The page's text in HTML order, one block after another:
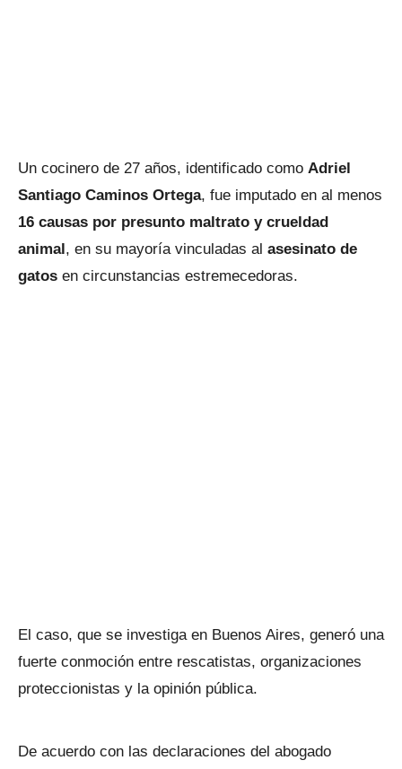
Un cocinero de 27 años, identificado como Adriel
Santiago Caminos Ortega, fue imputado en al menos
16 causas por presunto maltrato y crueldad
animal, en su mayoría vinculadas al asesinato de
gatos en circunstancias estremecedoras.
El caso, que se investiga en Buenos Aires, generó una
fuerte conmoción entre rescatistas, organizaciones
proteccionistas y la opinión pública.
De acuerdo con las declaraciones del abogado